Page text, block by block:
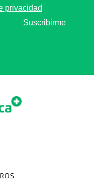
privacidad
Suscribirme
médicas